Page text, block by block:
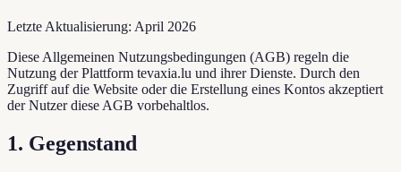
Letzte Aktualisierung: April 2026
Diese Allgemeinen Nutzungsbedingungen (AGB) regeln die
Nutzung der Plattform tevaxia.lu und ihrer Dienste. Durch den
Zugriff auf die Website oder die Erstellung eines Kontos akzeptiert
der Nutzer diese AGB vorbehaltlos.
1. Gegenstand